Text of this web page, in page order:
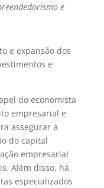
e
e expansão dos
e
do economista
empresarial e
assegurar a
do capital
empresarial
Além disso, há
especializados